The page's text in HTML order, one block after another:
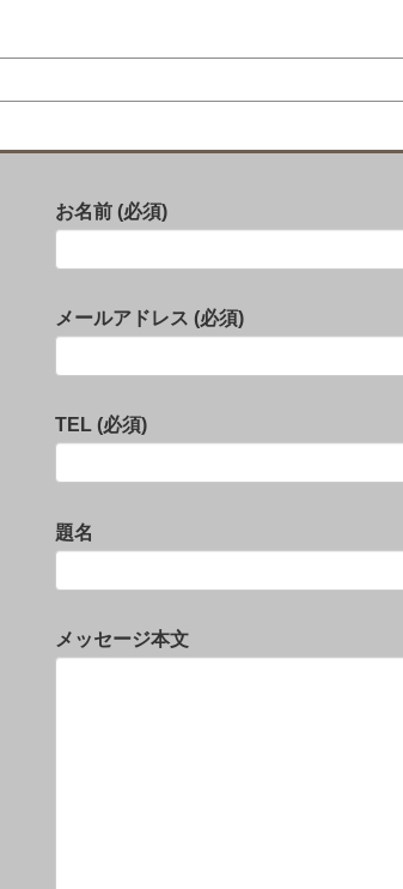
お名前 (必須)
メールアドレス (必須)
TEL (必須)
題名
メッセージ本文